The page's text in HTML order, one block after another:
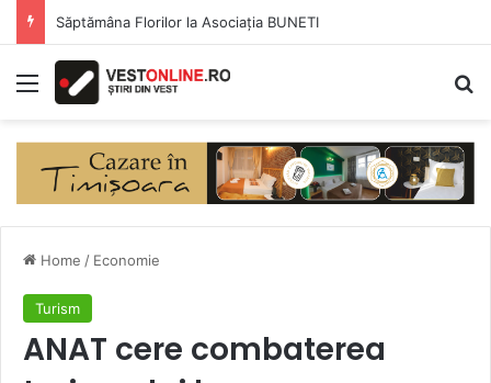
Săptămâna Florilor la Asociația BUNETI
Menu
Home / Economie
Turism
ANAT cere combaterea